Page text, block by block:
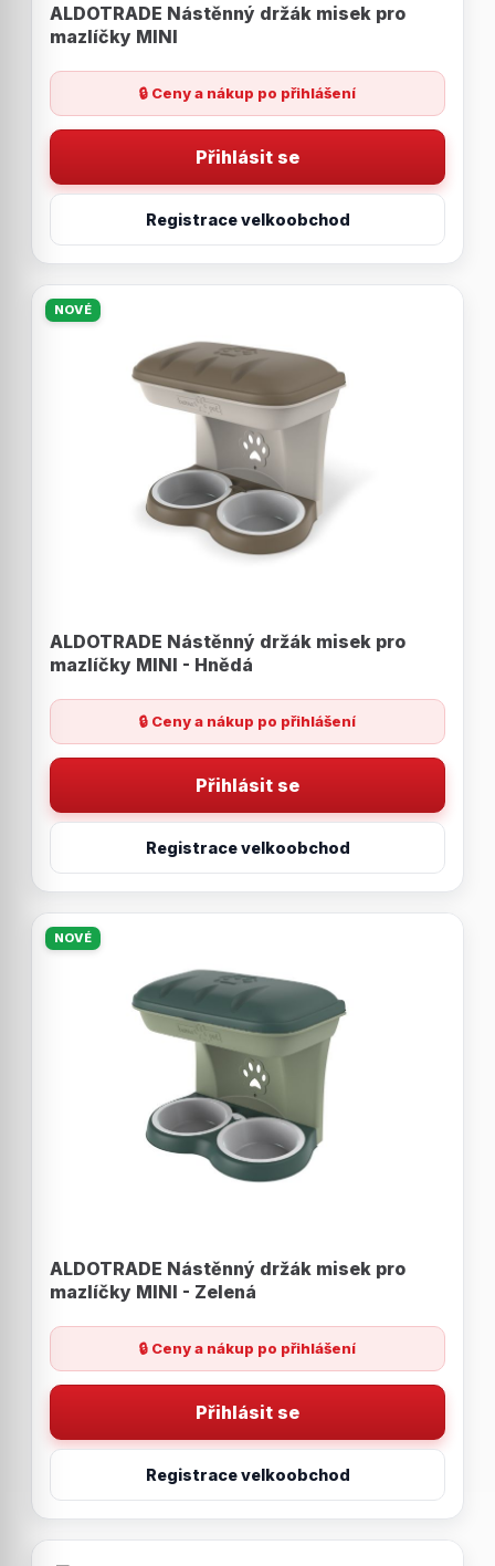
ALDOTRADE Nástěnný držák misek pro
mazlíčky MINI
🔒 Ceny a nákup po přihlášení
Přihlásit se
Registrace velkoobchod
NOVÉ
ALDOTRADE Nástěnný držák misek pro
mazlíčky MINI - Hnědá
🔒 Ceny a nákup po přihlášení
Přihlásit se
Registrace velkoobchod
NOVÉ
ALDOTRADE Nástěnný držák misek pro
mazlíčky MINI - Zelená
🔒 Ceny a nákup po přihlášení
Přihlásit se
Registrace velkoobchod